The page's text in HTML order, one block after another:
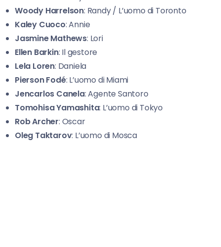
Woody Harrelson: Randy / L’uomo di Toronto
Kaley Cuoco: Annie
Jasmine Mathews: Lori
Ellen Barkin: Il gestore
Lela Loren: Daniela
Pierson Fodé: L’uomo di Miami
Jencarlos Canela: Agente Santoro
Tomohisa Yamashita: L’uomo di Tokyo
Rob Archer: Oscar
Oleg Taktarov: L’uomo di Mosca